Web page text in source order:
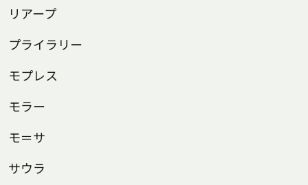
リアープ
プライラリー
モプレス
モラー
モ＝サ
サウラ